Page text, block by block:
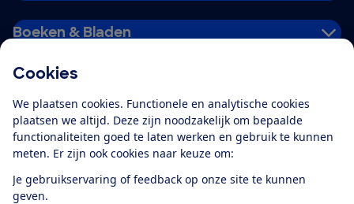
Cookies
We plaatsen cookies. Functionele en analytische cookies
plaatsen we altijd. Deze zijn noodzakelijk om bepaalde
functionaliteiten goed te laten werken en gebruik te kunnen
meten. Er zijn ook cookies naar keuze om:
Je gebruikservaring of feedback op onze site te kunnen
geven.
Boeken & Bladen
Alles over de
app